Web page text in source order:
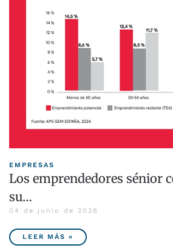
EMPRESAS
Los emprendedores sénior
su…
04 de junio de 2026
LEER MÁS »